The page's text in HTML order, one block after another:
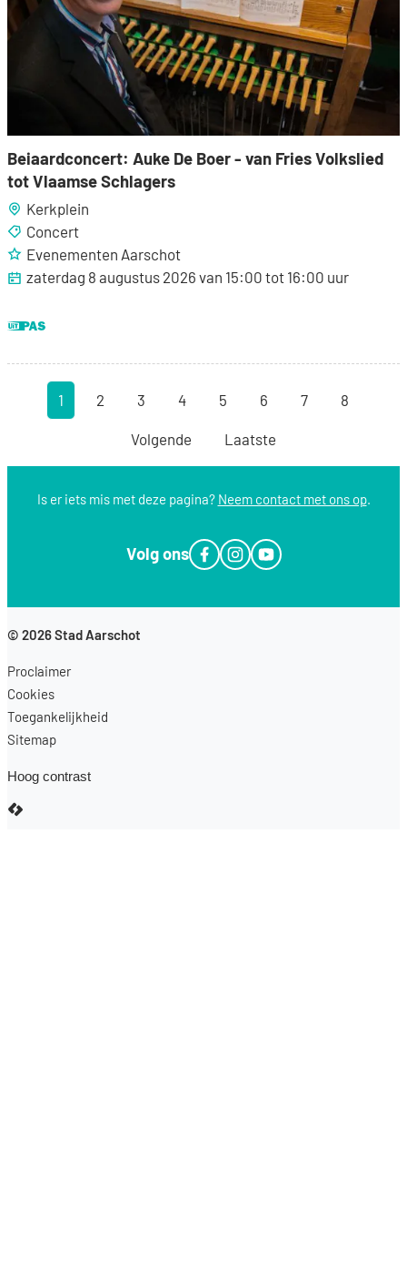
Beiaardconcert: Auke De Boer - van Fries Volkslied
tot Vlaamse Schlagers
Kerkplein
Concert
Evenementen Aarschot
zaterdag 8 augustus 2026 van 15:00 tot 16:00 uur
Huidige pagina, pagina
1
pagina
2
pagina
3
pagina
4
pagina
5
pagina
6
pagina
7
pagina
8
Volgende Laatste
Is er iets mis met deze pagina? Neem contact met ons op.
Volg ons
Facebook
Instagram
YouTube
© 2026Stad Aarschot
Proclaimer
Cookies
Toegankelijkheid
Sitemap
Hoog contrast
LCP nv 2026 ©